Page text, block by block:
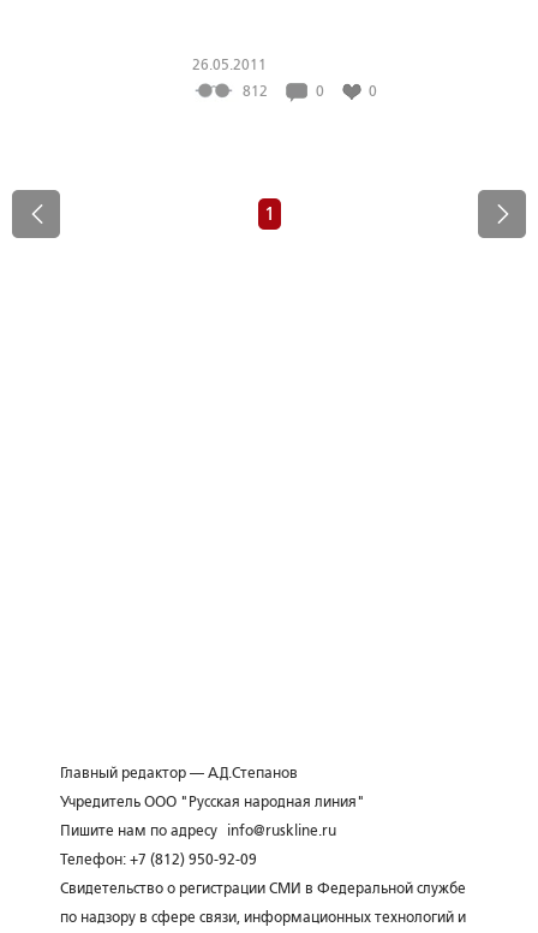
26.05.2011
812
0 0
1
Главный редактор — А.Д.Степанов
Учредитель ООО "Русская народная линия"
Пишите нам по адресу
info@ruskline.ru
Телефон: +7 (812) 950-92-09
Свидетельство о регистрации СМИ в Федеральной службе
по надзору в сфере связи, информационных технологий и